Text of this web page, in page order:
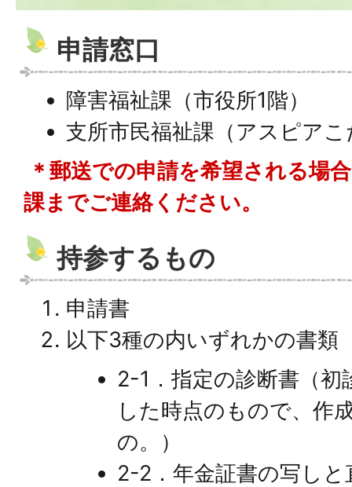
申請窓口
障害福祉課（市役所1階）
支所市民福祉課（アスピアこ
＊郵送での申請を希望される場
課までご連絡ください。
持参するもの
申請書
以下3種の内いずれかの書類
2-1．指定の診断書（
した時点のもので、作
の。）
2-2．年金証書の写し